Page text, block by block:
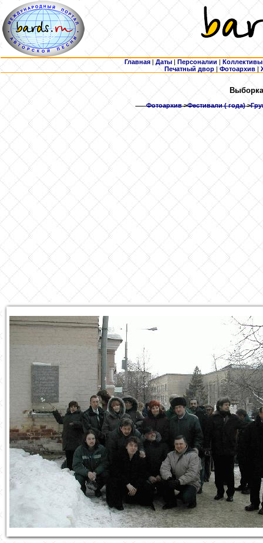
Главная | Даты | Персоналии | Коллективы
Печатный двор |Фотоархив |
Фотоархив>Фестивали ( года)>